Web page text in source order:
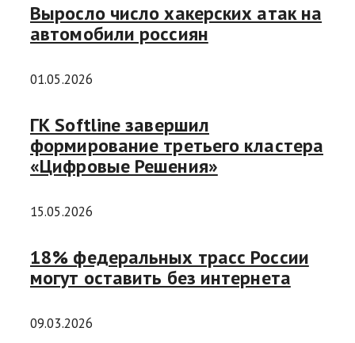
Выросло число хакерских атак на
автомобили россиян
01.05.2026
ГК Softline завершил
формирование третьего кластера
«Цифровые Решения»
15.05.2026
18% федеральных трасс России
могут оставить без интернета
09.03.2026